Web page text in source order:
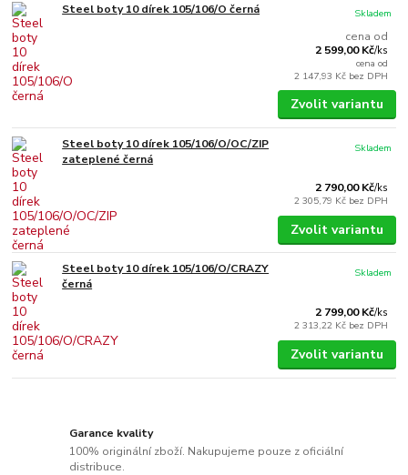
Steel boty 10 dírek 105/106/O černá
cena od
2 599,00 Kč/ks
cena od
2 147,93 Kč bez DPH
Skladem
Zvolit variantu
Steel boty 10 dírek 105/106/O/OC/ZIP
zateplené černá
2 790,00 Kč/ks
2 305,79 Kč bez DPH
Skladem
Zvolit variantu
Steel boty 10 dírek 105/106/O/CRAZY
černá
2 799,00 Kč/ks
2 313,22 Kč bez DPH
Skladem
Zvolit variantu
Garance kvality
100% originální zboží. Nakupujeme pouze z oficiální
distribuce.